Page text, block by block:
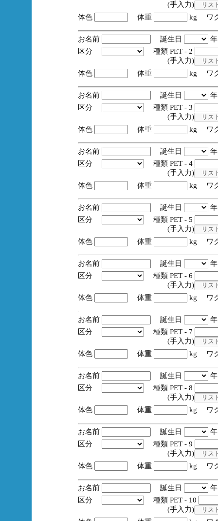
(手入力)
体色
体重 kg ワ
お名前 誕生日
区分
種類 PET - 2
(手入力)
体色
体重 kg ワ
お名前 誕生日
区分
種類 PET - 3
(手入力)
体色
体重 kg ワ
お名前 誕生日
区分
種類 PET - 4
(手入力)
体色
体重 kg ワ
お名前 誕生日
区分
種類 PET - 5
(手入力)
体色
体重 kg ワ
お名前 誕生日
区分
種類 PET - 6
(手入力)
体色
体重 kg ワ
お名前 誕生日
区分
種類 PET - 7
(手入力)
体色
体重 kg ワ
お名前 誕生日
区分
種類 PET - 8
(手入力)
体色
体重 kg ワ
お名前 誕生日
区分
種類 PET - 9
(手入力)
体色
体重 kg ワ
お名前 誕生日
区分
種類 PET - 10
(手入力)